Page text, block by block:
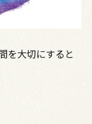
を大切にすると